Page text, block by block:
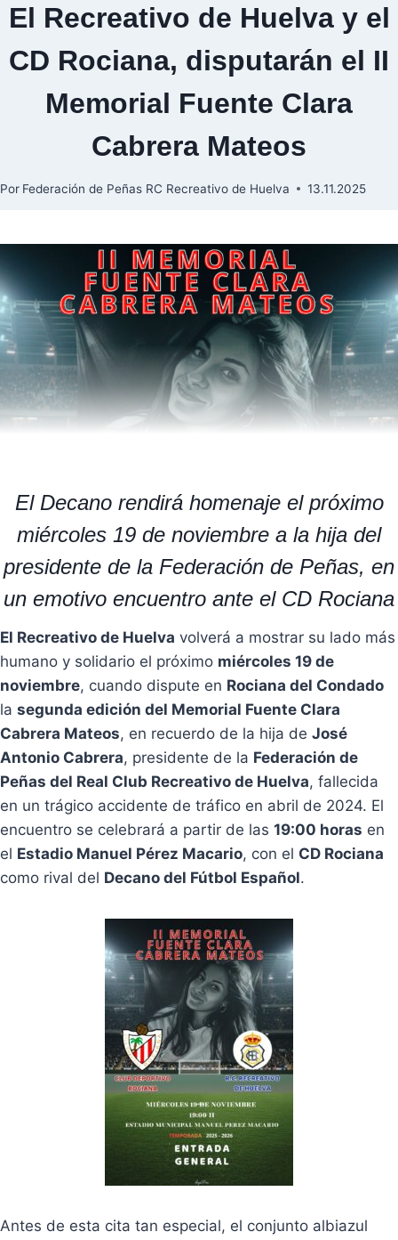
El Recreativo de Huelva y el
CD Rociana, disputarán el II
Memorial Fuente Clara
Cabrera Mateos
Por Federación de Peñas RC Recreativo de Huelva 13.11.2025
El Decano rendirá homenaje el próximo
miércoles 19 de noviembre a la hija del
presidente de la Federación de Peñas, en
un emotivo encuentro ante el CD Rociana
El Recreativo de Huelva volverá a mostrar su lado más
humano y solidario el próximo miércoles 19 de
noviembre, cuando dispute en Rociana del Condado
la segunda edición del Memorial Fuente Clara
Cabrera Mateos, en recuerdo de la hija de José
Antonio Cabrera, presidente de la Federación de
Peñas del Real Club Recreativo de Huelva, fallecida
en un trágico accidente de tráfico en abril de 2024. El
encuentro se celebrará a partir de las 19:00 horas en
el Estadio Manuel Pérez Macario, con el CD Rociana
como rival del Decano del Fútbol Español.
Antes de esta cita tan especial, el conjunto albiazul